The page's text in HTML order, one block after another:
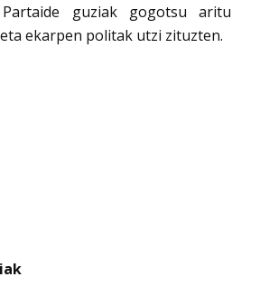
Partaide guziak gogotsu aritu
ekarpen politak utzi zituzten.